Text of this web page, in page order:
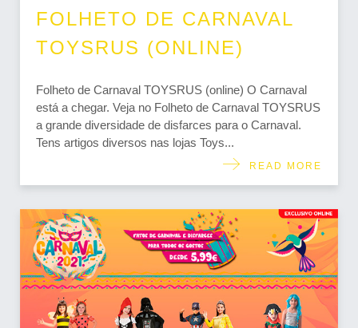
FOLHETO DE CARNAVAL
TOYSRUS (ONLINE)
Folheto de Carnaval TOYSRUS (online) O Carnaval
está a chegar. Veja no Folheto de Carnaval TOYSRUS
a grande diversidade de disfarces para o Carnaval.
Tens artigos diversos nas lojas Toys...
READ MORE